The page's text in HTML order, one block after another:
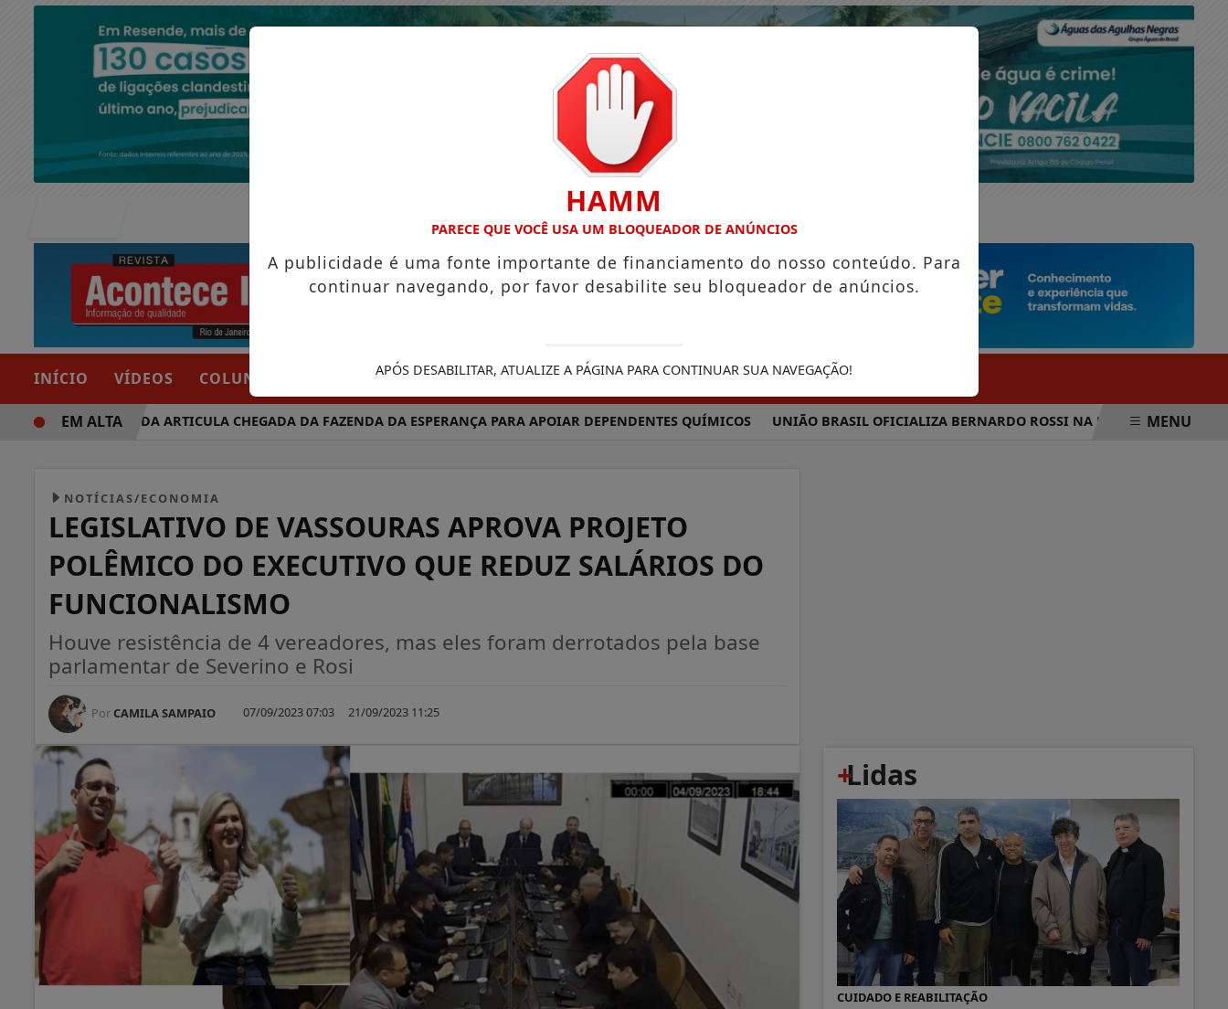
INÍCIO VÍDEOS COLUNAS NOTÍCIAS EDIÇÕES EM PDF CONTATO PODCASTS CLASSIFICADOS
VOLTA REDONDA ARTICULA CHEGADA DA FAZENDA DA ESPERANÇA PARA APOIAR DEPENDENTES QUÍMICOS UNIÃO BRASIL OFICIALIZA BERNARDO ROSSI NA DISPUTA POR VAGA NA
EM ALTA MENU
NOTÍCIAS/ECONOMIA
LEGISLATIVO DE VASSOURAS APROVA PROJETO
POLÊMICO DO EXECUTIVO QUE REDUZ SALÁRIOS DO
FUNCIONALISMO
Houve resistência de 4 vereadores, mas eles foram derrotados pela base
parlamentar de Severino e Rosi
Por CAMILA SAMPAIO 07/09/2023 07:03 21/09/2023 11:25
+
Lidas
CUIDADO E REABILITAÇÃO
HAMM
PARECE QUE VOCÊ USA UM BLOQUEADOR DE ANÚNCIOS
A publicidade é uma fonte importante de financiamento do nosso conteúdo. Para
continuar navegando, por favor desabilite seu bloqueador de anúncios.
APÓS DESABILITAR, ATUALIZE A PÁGINA PARA CONTINUAR SUA NAVEGAÇÃO!